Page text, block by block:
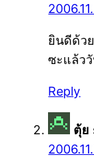
ยินดีด้ว
ซะแล้ว
Reply
ตุ้ย